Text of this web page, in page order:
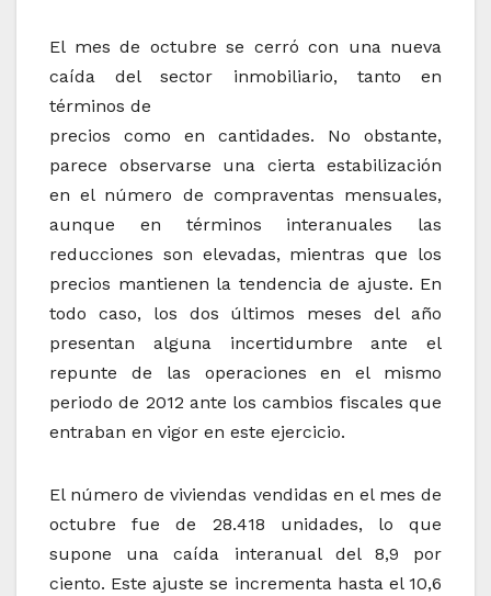
El mes de octubre se cerró con una nueva
caída del sector inmobiliario, tanto en
términos de
precios como en cantidades. No obstante,
parece observarse una cierta estabilización
en el número de compraventas mensuales,
aunque en términos interanuales las
reducciones son elevadas, mientras que los
precios mantienen la tendencia de ajuste. En
todo caso, los dos últimos meses del año
presentan alguna incertidumbre ante el
repunte de las operaciones en el mismo
periodo de 2012 ante los cambios fiscales que
entraban en vigor en este ejercicio.
El número de viviendas vendidas en el mes de
octubre fue de 28.418 unidades, lo que
supone una caída interanual del 8,9 por
ciento. Este ajuste se incrementa hasta el 10,6